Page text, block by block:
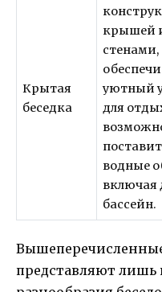
Крытая
беседка
крышей
стенами,
уютный
для
водные
включая
бассейн.
представляют лишь